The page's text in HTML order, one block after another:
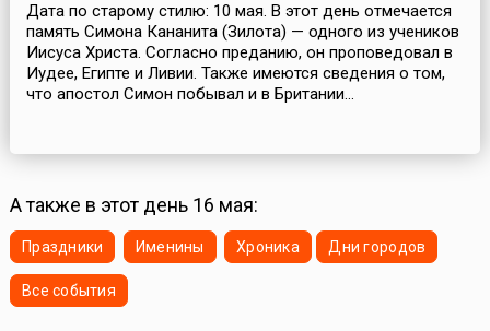
Дата по старому стилю: 10 мая. В этот день отмечается
память Симона Кананита (Зилота) — одного из учеников
Иисуса Христа. Согласно преданию, он проповедовал в
Иудее, Египте и Ливии. Также имеются сведения о том,
что апостол Симон побывал и в Британии...
А также в этот день 16 мая:
Праздники Именины Хроника Дни городов
Все события